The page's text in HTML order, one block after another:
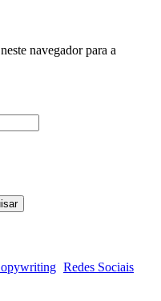
navegador para a
Redes Sociais